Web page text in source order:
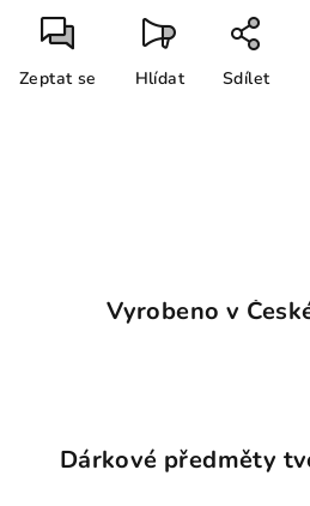
Zeptat se Hlídat Sdílet
Vyrobeno v
Dárkové předměty